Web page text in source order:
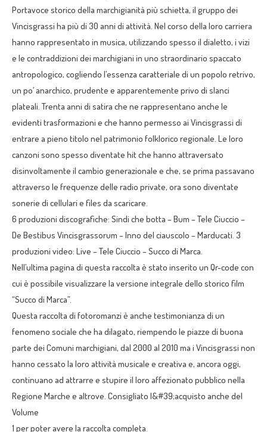
Portavoce storico della marchigianità più schietta, il gruppo dei
Vincisgrassi ha più di 30 anni di attività. Nel corso della loro carriera
hanno rappresentato in musica, utilizzando spesso il dialetto, i vizi
e le contraddizioni dei marchigiani in uno straordinario spaccato
antropologico, cogliendo l’essenza caratteriale di un popolo retrivo,
un po’ anarchico, prudente e apparentemente privo di slanci
plateali. Trenta anni di satira che ne rappresentano anche le
evidenti trasformazioni e che hanno permesso ai Vincisgrassi di
entrare a pieno titolo nel patrimonio folklorico regionale. Le loro
canzoni sono spesso diventate hit che hanno attraversato
disinvoltamente il cambio generazionale e che, se prima passavano
attraverso le frequenze delle radio private, ora sono diventate
sonerie di cellulari e files da scaricare.
6 produzioni discografiche: Sindi che botta – Bum – Tele Ciuccio –
De Bestibus Vincisgrassorum – Inno del ciauscolo – Marducati. 3
produzioni video: Live – Tele Ciuccio – Succo di Marca.
Nell’ultima pagina di questa raccolta è stato inserito un Qr-code con
cui è possibile visualizzare la versione integrale dello storico film
“Succo di Marca”.
Questa raccolta di fotoromanzi è anche testimonianza di un
fenomeno sociale che ha dilagato, riempendo le piazze di buona
parte dei Comuni marchigiani, dal 2000 al 2010 ma i Vincisgrassi non
hanno cessato la loro attività musicale e creativa e, ancora oggi,
continuano ad attrarre e stupire il loro affezionato pubblico nella
Regione Marche e altrove. Consigliato l&#39;acquisto anche del
Volume
1 per poter avere la raccolta completa.